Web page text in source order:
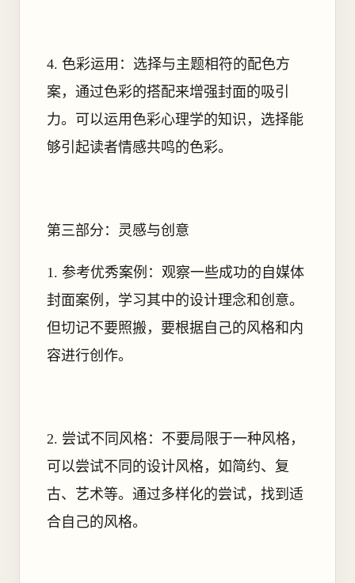
4. 色彩运用：选择与主题相符的配色方
案，通过色彩的搭配来增强封面的吸引
力。可以运用色彩心理学的知识，选择能
够引起读者情感共鸣的色彩。
第三部分：灵感与创意
1. 参考优秀案例：观察一些成功的自媒体
封面案例，学习其中的设计理念和创意。
但切记不要照搬，要根据自己的风格和内
容进行创作。
2. 尝试不同风格：不要局限于一种风格，
可以尝试不同的设计风格，如简约、复
古、艺术等。通过多样化的尝试，找到适
合自己的风格。